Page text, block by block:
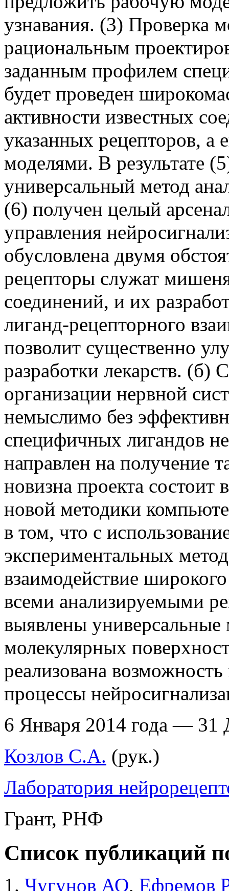
узнавания. (3) Проверка
рациональным
заданным профилем
будет проведен
активности известных
указанных рецепторов, а
моделями. В результате
универсальный метод
(6) получен целый
управления
обусловлена двумя
рецепторы служат
соединений, и их
лиганд-рецепторного
позволит существенно
разработки лекарств. (б)
организации нервной
немыслимо без
специфичных лигандов
направлен на получение
новизна проекта состоит
новой методики
в том, что с
экспериментальных
взаимодействие
всеми анализируемыми
выявлены универсальные
молекулярных
реализована
процессы
6 Января 2014 года — 31
Козлов С.А. (рук.)
Лаборатория
Грант, РНФ
Список публикаций
Чугунов АО, Ефремов